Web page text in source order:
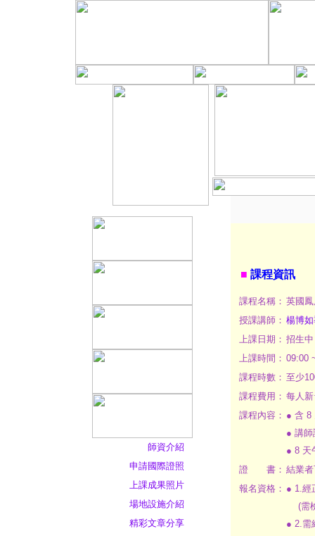
師資介紹
申請國際證照
上課成果照片
場地設施介紹
精彩文章分享
■ 課程資訊
課程名稱： 英國
授課講師： 楊博
上課日期： 招生中
上課時間： 09:00
課程時數： 至少
課程費用： 每人
課程內容： ● 含 8
● 講師
● 8 天
證 書： 結業
報名資格： ● 1.經
(需
● 2.需